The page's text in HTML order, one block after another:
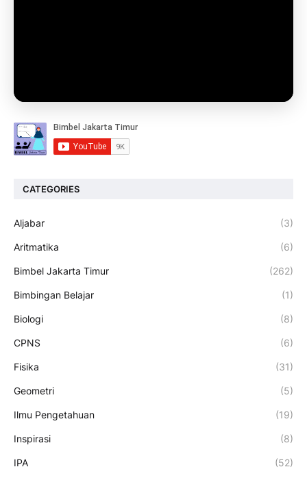
CATEGORIES
Aljabar (3)
Aritmatika (6)
Bimbel Jakarta Timur (262)
Bimbingan Belajar (1)
Biologi (8)
CPNS (6)
Fisika (31)
Geometri (5)
Ilmu Pengetahuan (19)
Inspirasi (8)
IPA (52)